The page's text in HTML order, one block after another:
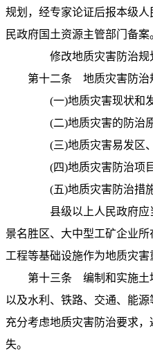
规划，经专家论证后报本级
民政府国土资源主管部门备案
修改地质灾害防治规
第十二条 地质灾害防治
(一)地质灾害现状和
(二)地质灾害的防治
(三)地质灾害易发区
(四)地质灾害防治项
(五)地质灾害防治措
县级以上人民政府应
景名胜区、大中型工矿企业
工程等基础设施作为地质灾害
第十三条 编制和实施土
以及水利、铁路、交通、能
充分考虑地质灾害防治要求
失。